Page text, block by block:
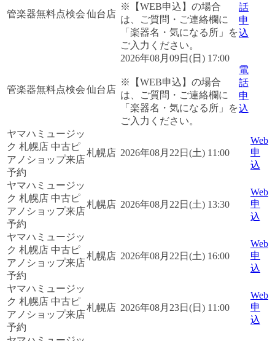
管楽器無料点検会仙台店
※【WEB申込】の場合
は、ご質問・ご連絡欄に
「楽器名・気になる所」を
ご入力ください。
話
申
込
管楽器無料点検会仙台店
2026年08月09日(日) 17:00
※【WEB申込】の場合
は、ご質問・ご連絡欄に
「楽器名・気になる所」を
ご入力ください。
電
話
申
込
ヤマハミュージッ
ク 札幌店 中古ピ
アノショップ来店
予約
札幌店 2026年08月22日(土) 11:00
Web
申
込
ヤマハミュージッ
ク 札幌店 中古ピ
アノショップ来店
予約
札幌店 2026年08月22日(土) 13:30
Web
申
込
ヤマハミュージッ
ク 札幌店 中古ピ
アノショップ来店
予約
札幌店 2026年08月22日(土) 16:00
Web
申
込
ヤマハミュージッ
ク 札幌店 中古ピ
アノショップ来店
予約
札幌店 2026年08月23日(日) 11:00
Web
申
込